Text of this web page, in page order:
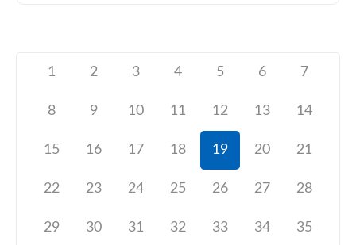
1 2 3 4 5 6 7
8 9 10 11 12 13 14
15 16 17 18 19 20 21
22 23 24 25 26 27 28
29 30 31 32 33 34 35